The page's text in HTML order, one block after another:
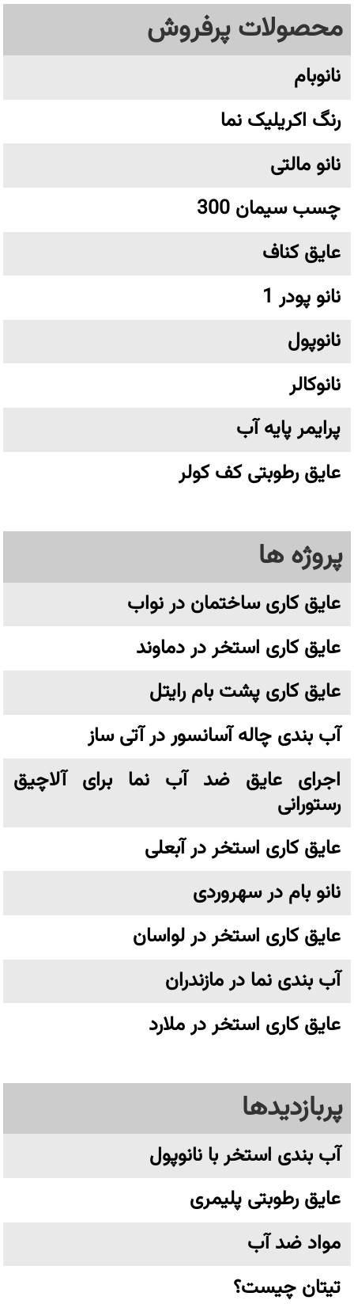
محصولات پرفروش
نانوبام
رنگ اکریلیک نما
نانو مالتی
چسب سیمان 300
عایق کناف
نانو پودر 1
نانوپول
نانوکالر
پرایمر پایه آب
عایق رطوبتی کف کولر
پروژه ها
عایق کاری ساختمان در نواب
عایق کاری استخر در دماوند
عایق کاری پشت بام رایتل
آب بندی چاله آسانسور در آتی ساز
اجرای عایق ضد آب نما برای آلاچیق
رستورانی
عایق کاری استخر در آبعلی
نانو بام در سهروردی
عایق کاری استخر در لواسان
آب بندی نما در مازندران
عایق کاری استخر در ملارد
پربازدیدها
آب بندی استخر با نانوپول
عایق رطوبتی پلیمری
مواد ضد آب
تیتان چیست؟